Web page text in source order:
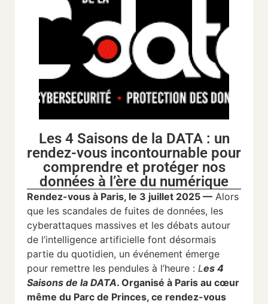
Les 4 Saisons de la DATA : un
rendez-vous incontournable pour
comprendre et protéger nos
données à l’ère du numérique
Rendez-vous à Paris, le 3 juillet 2025 — Alors
que les scandales de fuites de données, les
cyberattaques massives et les débats autour
de l’intelligence artificielle font désormais
partie du quotidien, un événement émerge
pour remettre les pendules à l’heure : Les 4
Saisons de la DATA. Organisé à Paris au cœur
même du Parc de Princes, ce rendez-vous